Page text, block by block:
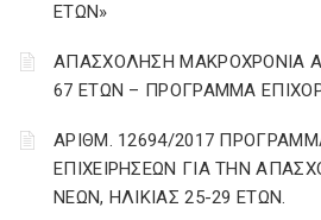
ΕΤΩΝ»
ΑΠΑΣΧΟΛΗΣΗ ΜΑΚΡΟΧΡΟΝΙΑ
67 ΕΤΩΝ – ΠΡΟΓΡΑΜΜΑ
ΑΡΙΘΜ. 12694/2017
ΕΠΙΧΕΙΡΗΣΕΩΝ ΓΙΑ ΤΗΝ
ΝΕΩΝ, ΗΛΙΚΙΑΣ 25-29 ΕΤΩΝ.